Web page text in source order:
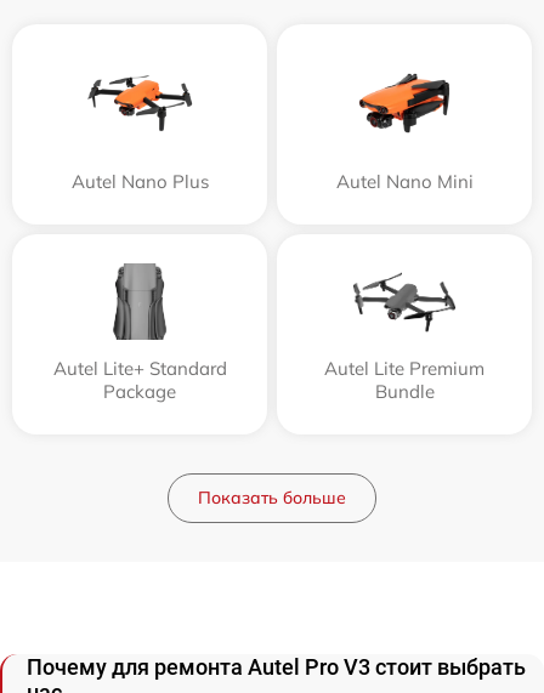
Autel Nano Plus Autel Nano Mini
Autel Lite+ Standard
Package
Autel Lite Premium
Bundle
Показать больше
Почему для ремонта Autel Pro V3 стоит выбрать